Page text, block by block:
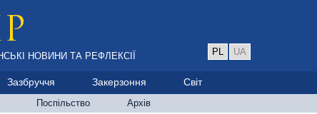
НОВИНИ ТА РЕФЛЕКСІЇ PL UA
Зазбруччя Закерзоння Світ
Поспільство Архів